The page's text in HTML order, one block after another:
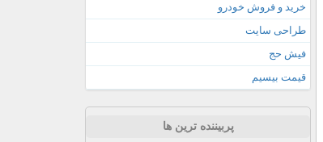
خرید و فروش خودرو
طراحی سایت
فیش حج
قیمت بیسیم
پربیننده ترین ها